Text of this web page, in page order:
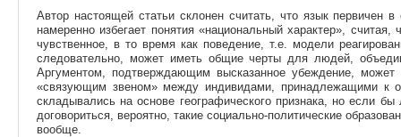
Автор настоящей статьи склонен считать, что язык первичен
намеренно избегает понятия «национальный характер»,
чувственное, в то время как поведение, т.е. модели
следовательно, может иметь общие черты для людей,
Аргументом, подтверждающим высказанное убеждение,
«связующим звеном» между индивидами, принадлежащими к
складывались на основе географического признака, но если
договориться, вероятно, такие социально-политические
вообще.